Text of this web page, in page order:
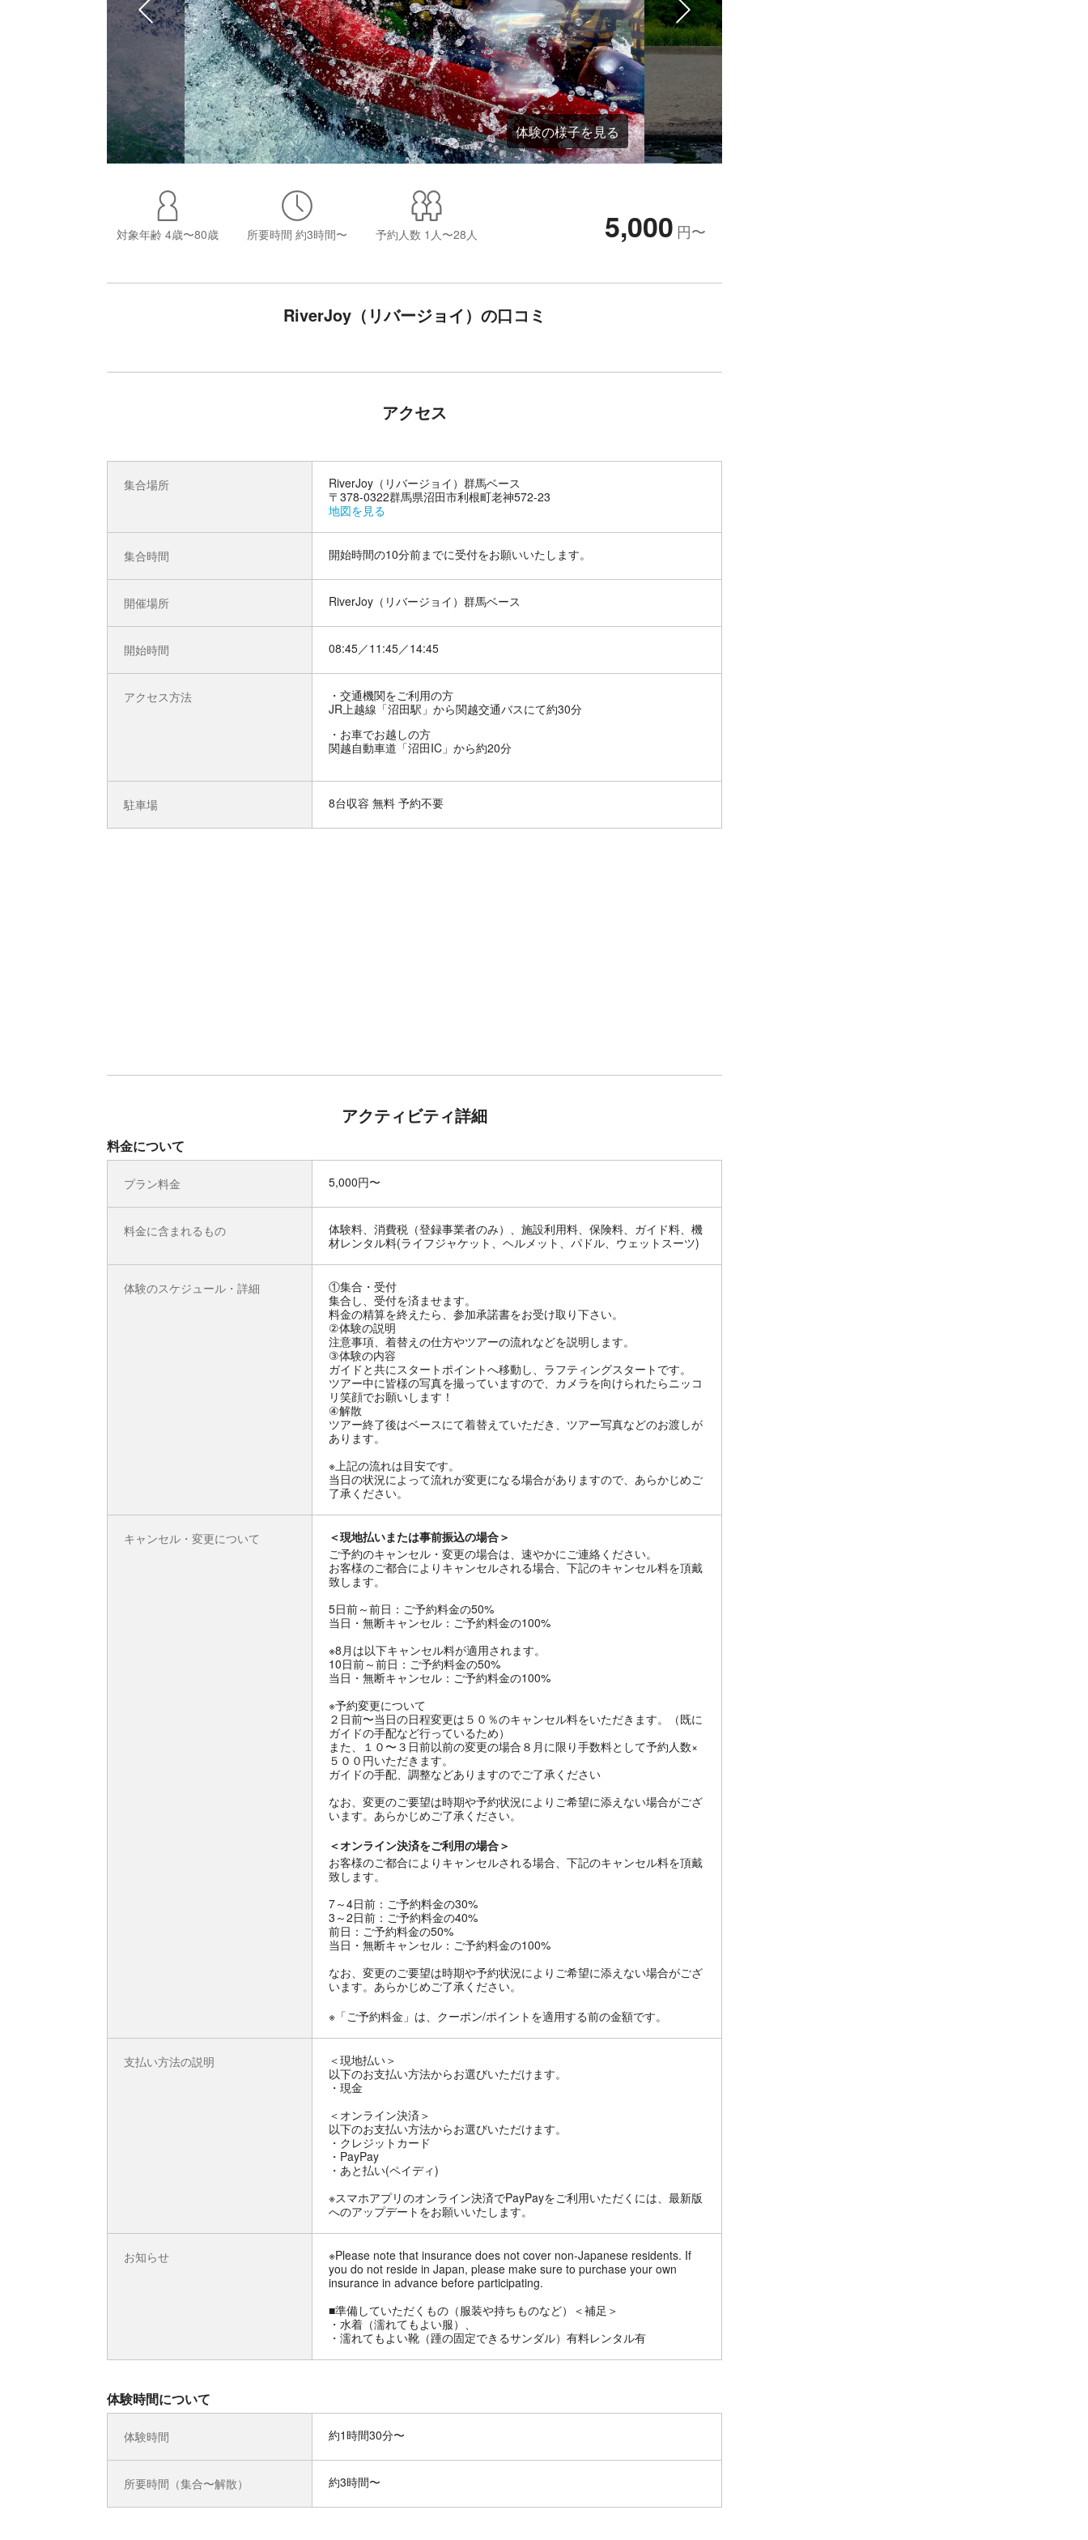
体験の様子を見る
対象年齢 4歳〜80歳 所要時間 約3時間〜 予約人数 1人〜28人 5,000 円〜
RiverJoy（リバージョイ）の口コミ
アクセス
集合場所
RiverJoy（リバージョイ）群馬ベース
〒378-0322群馬県沼田市利根町老神572-23
地図を見る
集合時間 開始時間の10分前までに受付をお願いいたします。
開催場所 RiverJoy（リバージョイ）群馬ベース
開始時間 08:45／11:45／14:45
アクセス方法
交通機関をご利用の方
JR上越線「沼田駅」から関越交通バスにて約30分
お車でお越しの方
関越自動車道「沼田IC」から約20分
駐車場 8台収容 無料 予約不要
アクティビティ詳細
料金について
プラン料金 5,000円〜
料金に含まれるもの
体験料、消費税（登録事業者のみ）、施設利用料、保険料、ガイド料、機
材レンタル料(ライフジャケット、ヘルメット、パドル、ウェットスーツ)
体験のスケジュール・詳細
①集合・受付
集合し、受付を済ませます。
料金の精算を終えたら、参加承諾書をお受け取り下さい。
②体験の説明
注意事項、着替えの仕方やツアーの流れなどを説明します。
③体験の内容
ガイドと共にスタートポイントへ移動し、ラフティングスタートです。
ツアー中に皆様の写真を撮っていますので、カメラを向けられたらニッコ
リ笑顔でお願いします！
④解散
ツアー終了後はベースにて着替えていただき、ツアー写真などのお渡しが
あります。
※上記の流れは目安です。
当日の状況によって流れが変更になる場合がありますので、あらかじめご
了承ください。
キャンセル・変更について
＜現地払いまたは事前振込の場合＞
ご予約のキャンセル・変更の場合は、速やかにご連絡ください。
お客様のご都合によりキャンセルされる場合、下記のキャンセル料を頂戴
致します。
5日前～前日：ご予約料金の50%
当日・無断キャンセル：ご予約料金の100%
※8月は以下キャンセル料が適用されます。
10日前～前日：ご予約料金の50%
当日・無断キャンセル：ご予約料金の100%
※予約変更について
２日前〜当日の日程変更は５０％のキャンセル料をいただきます。（既に
ガイドの手配など行っているため）
また、１０〜３日前以前の変更の場合８月に限り手数料として予約人数×
５００円いただきます。
ガイドの手配、調整などありますのでご了承ください
なお、変更のご要望は時期や予約状況によりご希望に添えない場合がござ
います。あらかじめご了承ください。
＜オンライン決済をご利用の場合＞
お客様のご都合によりキャンセルされる場合、下記のキャンセル料を頂戴
致します。
7～4日前：ご予約料金の30%
3～2日前：ご予約料金の40%
前日：ご予約料金の50%
当日・無断キャンセル：ご予約料金の100%
なお、変更のご要望は時期や予約状況によりご希望に添えない場合がござ
います。あらかじめご了承ください。
※「ご予約料金」は、クーポン/ポイントを適用する前の金額です。
支払い方法の説明
＜現地払い＞
以下のお支払い方法からお選びいただけます。
・現金
＜オンライン決済＞
以下のお支払い方法からお選びいただけます。
・クレジットカード
・PayPay
・あと払い(ペイディ)
※スマホアプリのオンライン決済でPayPayをご利用いただくには、最新版
へのアップデートをお願いいたします。
お知らせ
※Please note that insurance does not cover non-Japanese residents. If
you do not reside in Japan, please make sure to purchase your own
insurance in advance before participating.
■準備していただくもの（服装や持ちものなど）＜補足＞
・水着（濡れてもよい服）、
・濡れてもよい靴（踵の固定できるサンダル）有料レンタル有
体験時間について
体験時間 約1時間30分〜
所要時間（集合〜解散） 約3時間〜